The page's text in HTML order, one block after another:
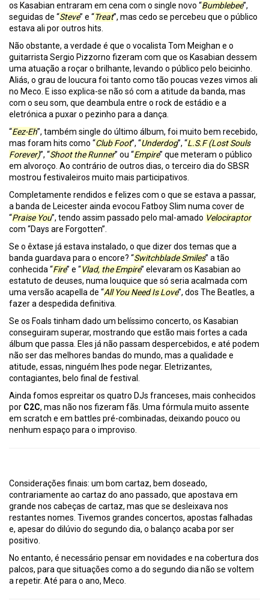
os Kasabian entraram em cena com o single novo “Bumblebee”,
seguidas de “Steve” e “Treat”, mas cedo se percebeu que o público
estava ali por outros hits.
Não obstante, a verdade é que o vocalista Tom Meighan e o
guitarrista Sergio Pizzorno fizeram com que os Kasabian dessem
uma atuação a roçar o brilhante, levando o público pelo beicinho.
Aliás, o grau de loucura foi tanto como tão poucas vezes vimos ali
no Meco. E isso explica-se não só com a atitude da banda, mas
com o seu som, que deambula entre o rock de estádio e a
eletrónica a puxar o pezinho para a dança.
“Eez-Eh”, também single do último álbum, foi muito bem recebido,
mas foram hits como “Club Foot”, “Underdog”, “L.S.F (Lost Souls
Forever)”, “Shoot the Runner” ou “Empire” que meteram o público
em alvoroço. Ao contrário de outros dias, o terceiro dia do SBSR
mostrou festivaleiros muito mais participativos.
Completamente rendidos e felizes com o que se estava a passar,
a banda de Leicester ainda evocou Fatboy Slim numa cover de
“Praise You”, tendo assim passado pelo mal-amado Velociraptor
com “Days are Forgotten”.
Se o êxtase já estava instalado, o que dizer dos temas que a
banda guardava para o encore? “Switchblade Smiles” a tão
conhecida “Fire” e “Vlad, the Empire” elevaram os Kasabian ao
estatuto de deuses, numa louquice que só seria acalmada com
uma versão acapella de “All You Need Is Love”, dos The Beatles, a
fazer a despedida definitiva.
Se os Foals tinham dado um belíssimo concerto, os Kasabian
conseguiram superar, mostrando que estão mais fortes a cada
álbum que passa. Eles já não passam despercebidos, e até podem
não ser das melhores bandas do mundo, mas a qualidade e
atitude, essas, ninguém lhes pode negar. Eletrizantes,
contagiantes, belo final de festival.
Ainda fomos espreitar os quatro DJs franceses, mais conhecidos
por C2C, mas não nos fizeram fãs. Uma fórmula muito assente
em scratch e em battles pré-combinadas, deixando pouco ou
nenhum espaço para o improviso.
Considerações finais: um bom cartaz, bem doseado,
contrariamente ao cartaz do ano passado, que apostava em
grande nos cabeças de cartaz, mas que se desleixava nos
restantes nomes. Tivemos grandes concertos, apostas falhadas
e, apesar do dilúvio do segundo dia, o balanço acaba por ser
positivo.
No entanto, é necessário pensar em novidades e na cobertura dos
palcos, para que situações como a do segundo dia não se voltem
a repetir. Até para o ano, Meco.